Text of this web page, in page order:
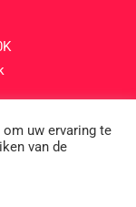
uw ervaring te
van de